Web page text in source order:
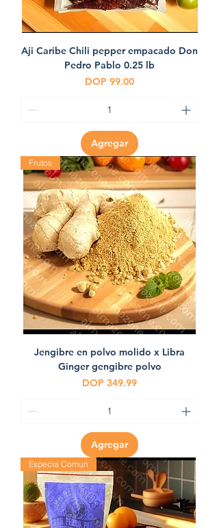
Aji Caribe Chili pepper empacado Don
Pedro Pablo 0.25 lb
Precio
DOP 99.00
Agregar
Frutos
Jengibre en polvo molido x Libra
Ginger gengibre polvo
Precio
DOP 349.99
Agregar
Especia Comun